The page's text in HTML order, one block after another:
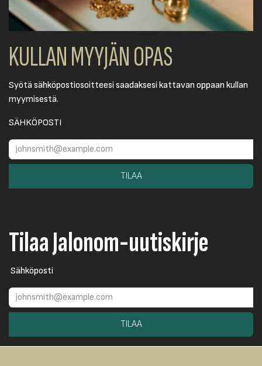
KULLAN MYYJÄN OPAS
Syötä sähköpostiosoitteesi saadaksesi kattavan oppaan kullan
myymisestä.
SÄHKÖPOSTI
TILAA
Tilaa Jalonom-uutiskirje
Sähköposti
TILAA